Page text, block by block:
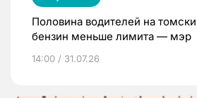
Половина водителей на
бензин меньше лимита — мэр
14:00 / 31.07.26